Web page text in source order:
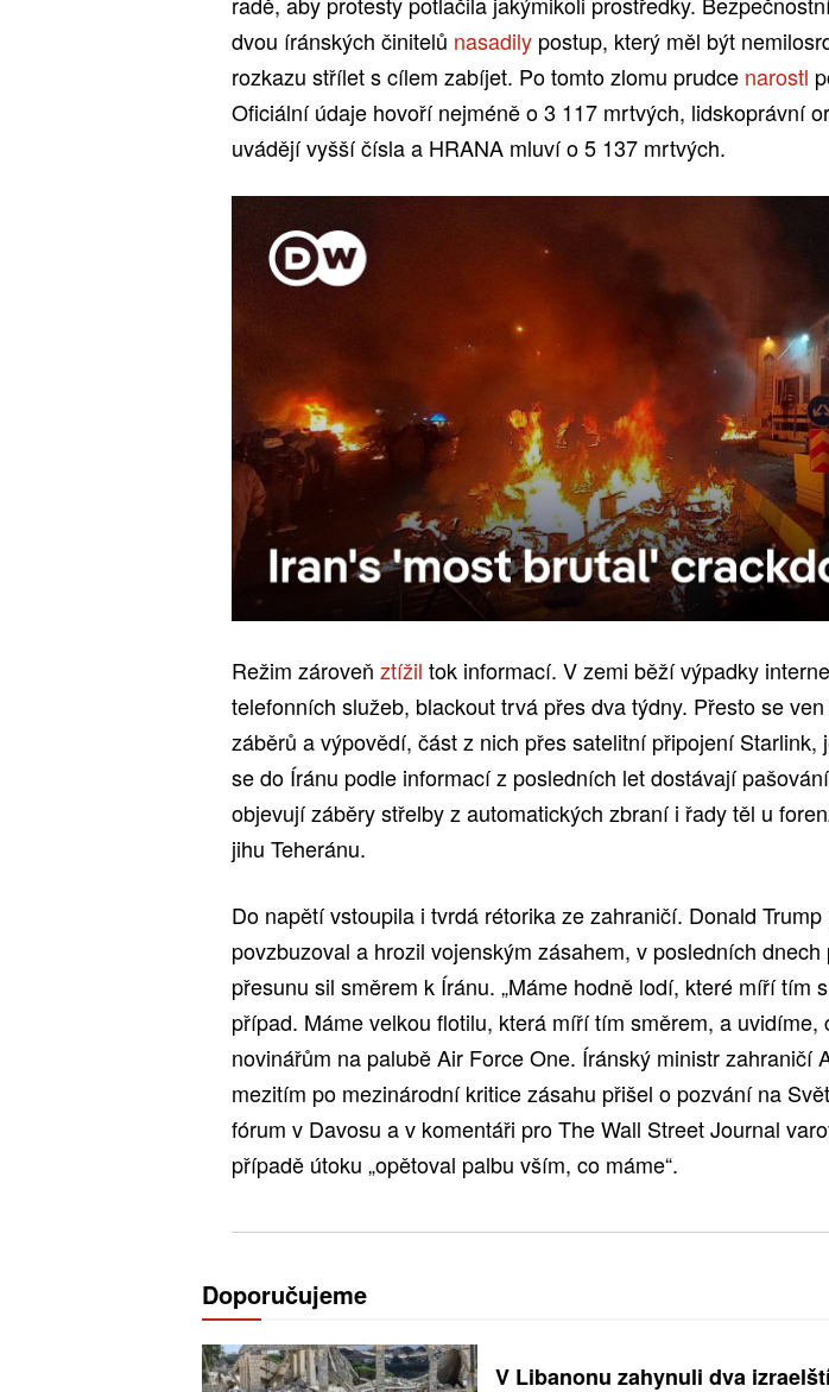
dvou íránských činitelů nasadily postup, který měl být
rozkazu střílet s cílem zabíjet. Po tomto zlomu prudce narostl
Oficiální údaje hovoří nejméně o 3 117 mrtvých, lidskoprávní
uvádějí vyšší čísla a HRANA mluví o 5 137 mrtvých.
Režim zároveň ztížil tok informací. V zemi běží výpadky
telefonních služeb, blackout trvá přes dva týdny. Přesto se
záběrů a výpovědí, část z nich přes satelitní připojení Starlink,
se do Íránu podle informací z posledních let dostávají
objevují záběry střelby z automatických zbraní i řady těl u
jihu Teheránu.
Do napětí vstoupila i tvrdá rétorika ze zahraničí. Donald
povzbuzoval a hrozil vojenským zásahem, v posledních dnech
přesunu sil směrem k Íránu. „Máme hodně lodí, které míří tím
případ. Máme velkou flotilu, která míří tím směrem, a uvidíme,
novinářům na palubě Air Force One. Íránský ministr zahraničí
mezitím po mezinárodní kritice zásahu přišel o pozvání na
fórum v Davosu a v komentáři pro The Wall Street Journal
případě útoku „opětoval palbu vším, co máme“.
Doporučujeme
V Libanonu zahynuli dva